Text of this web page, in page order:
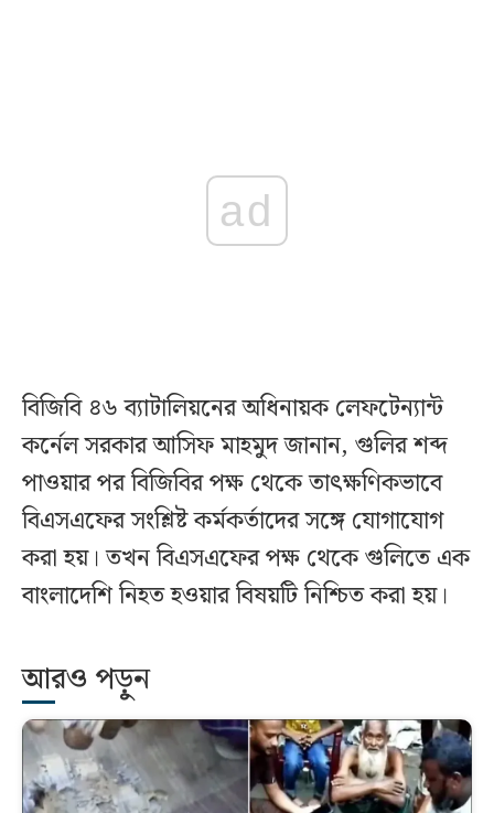
ad
বিজিবি ৪৬ ব্যাটালিয়নের অধিনায়ক লেফটেন্যান্ট
কর্নেল সরকার আসিফ মাহমুদ জানান, গুলির শব্দ
পাওয়ার পর বিজিবির পক্ষ থেকে তাৎক্ষণিকভাবে
বিএসএফের সংশ্লিষ্ট কর্মকর্তাদের সঙ্গে যোগাযোগ
করা হয়। তখন বিএসএফের পক্ষ থেকে গুলিতে এক
বাংলাদেশি নিহত হওয়ার বিষয়টি নিশ্চিত করা হয়।
আরও পড়ুন